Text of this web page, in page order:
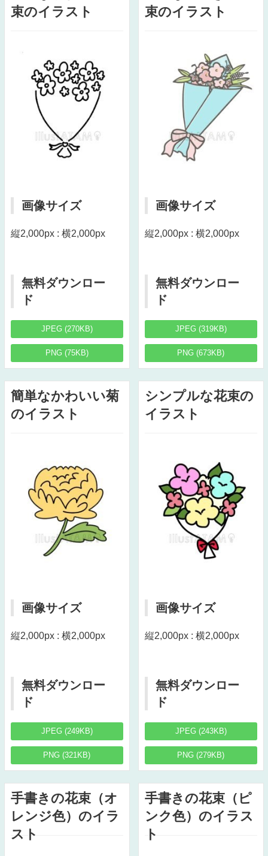
束のイラスト
画像サイズ
縦2,000px : 横2,000px
無料ダウンロー
ド
JPEG (270KB)
PNG (75KB)
束のイラスト
画像サイズ
縦2,000px : 横2,000px
無料ダウンロー
ド
JPEG (319KB)
PNG (673KB)
簡単なかわいい菊
のイラスト
画像サイズ
縦2,000px : 横2,000px
無料ダウンロー
ド
JPEG (249KB)
PNG (321KB)
シンプルな花束の
イラスト
画像サイズ
縦2,000px : 横2,000px
無料ダウンロー
ド
JPEG (243KB)
PNG (279KB)
手書きの花束（オ
レンジ色）のイラ
スト
手書きの花束（ピ
ンク色）のイラス
ト